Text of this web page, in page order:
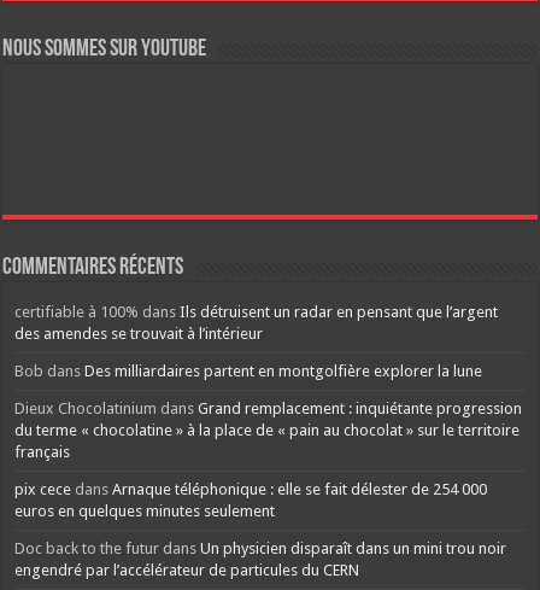
Nous sommes sur YouTube
Commentaires récents
certifiable à 100% dansIls détruisent un radar en pensant que l’argent
des amendes se trouvait à l’intérieur
Bob dansDes milliardaires partent en montgolfière explorer la lune
Dieux Chocolatinium dansGrand remplacement : inquiétante progression
du terme « chocolatine » à la place de « pain au chocolat » sur le territoire
français
pix cece dansArnaque téléphonique : elle se fait délester de 254 000
euros en quelques minutes seulement
Doc back to the futur dansUn physicien disparaît dans un mini trou noir
engendré par l’accélérateur de particules du CERN